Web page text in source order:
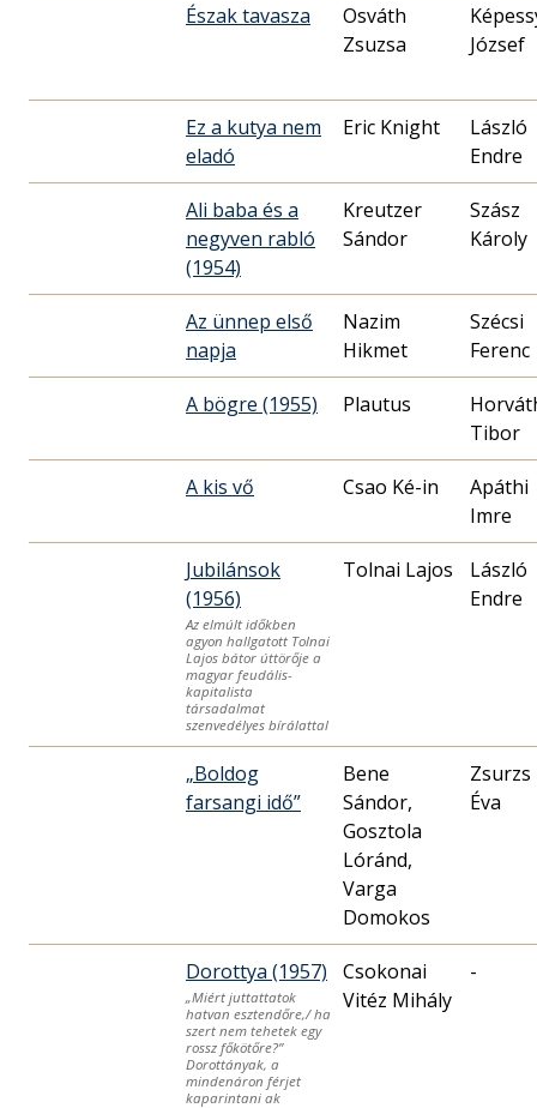
Észak tavasza
Osváth
Zsuzsa
József
Ez a kutya nem
eladó
Eric Knight
László
Endre
Ali baba és a
negyven rabló
(1954)
Kreutzer
Sándor
Szász
Károly
Az ünnep első
napja
Nazim
Hikmet
Szécsi
Ferenc
A bögre (1955) Plautus
A kis vő Csao Ké-in
Apáthi
Imre
Jubilánsok
(1956)
Az elmúlt időkben
agyon hallgatott Tolnai
Lajos bátor úttörője a
magyar feudális-
kapitalista
társadalmat
szenvedélyes bírálattal
Tolnai Lajos
László
Endre
„Boldog
farsangi idő”
Bene
Sándor,
Gosztola
Lóránd,
Varga
Domokos
Zsurzs
Éva
Dorottya (1957)
„Miért juttattatok
hatvan esztendőre,/ ha
szert nem tehetek egy
rossz főkötőre?”
Dorottányak, a
mindenáron férjet
kaparintani ak
Csokonai
Vitéz Mihály
-